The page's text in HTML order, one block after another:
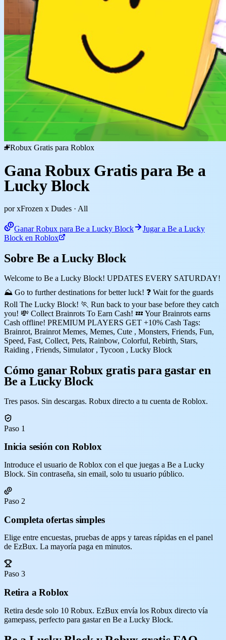
Robux Gratis para Roblox
Gana Robux Gratis para Be a
Lucky Block
por xFrozen x Dudes · All
Ganar Robux para Be a Lucky Block
Jugar a Be a Lucky
Block en Roblox
Sobre Be a Lucky Block
Welcome to Be a Lucky Block! UPDATES EVERY SATURDAY!
⛰️ Go to further destinations for better luck! ❓ Wait for the guards
Roll The Lucky Block! 🏃 Run back to your base before they catch
you! 💸 Collect Brainrots To Earn Cash! 💤 Your Brainrots earns
Cash offline! PREMIUM PLAYERS GET +10% Cash Tags:
Brainrot, Brainrot Memes, Memes, Cute , Monsters, Friends, Fun,
Speed, Fast, Collect, Pets, Rainbow, Colorful, Rebirth, Stars,
Raiding , Friends, Simulator , Tycoon , Lucky Block
Cómo ganar Robux gratis para gastar en
Be a Lucky Block
Tres pasos. Sin descargas. Robux directo a tu cuenta de Roblox.
Paso 1
Inicia sesión con Roblox
Introduce el usuario de Roblox con el que juegas a Be a Lucky
Block. Sin contraseña, sin email, solo tu usuario público.
Paso 2
Completa ofertas simples
Elige entre encuestas, pruebas de apps y tareas rápidas en el panel
de EzBux. La mayoría paga en minutos.
Paso 3
Retira a Roblox
Retira desde solo 10 Robux. EzBux envía los Robux directo vía
gamepass, perfecto para gastar en Be a Lucky Block.